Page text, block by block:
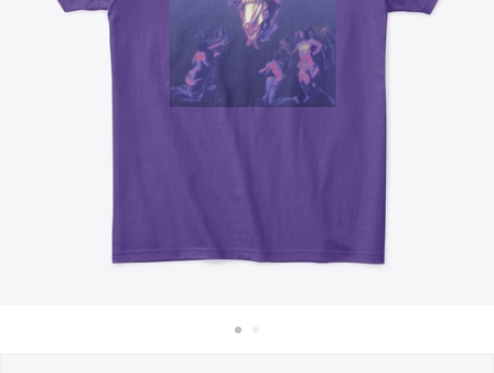
Überall verkaufen
Etwas verkaufen